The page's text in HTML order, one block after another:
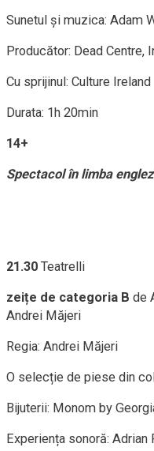
Sunetul și muzica: Adam
Producător: Dead Centre,
Cu sprijinul: Culture Ireland
Durata: 1h 20min
14+
Spectacol în limba
21.30 Teatrelli
zeițe de categoria B de
Andrei Măjeri
Regia: Andrei Măjeri
O selecție de piese din
Bijuterii: Monom by
Experiența sonoră: Adrian